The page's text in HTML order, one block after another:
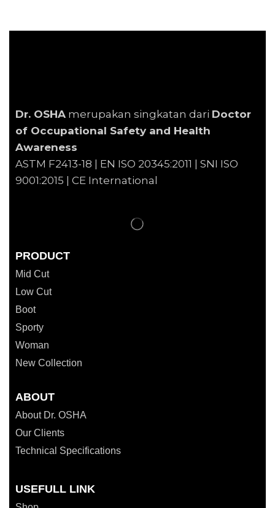
Dr. OSHA merupakan singkatan dari Doctor
of Occupational Safety and Health
Awareness
ASTM F2413-18 | EN ISO 20345:2011 | SNI ISO
9001:2015 | CE International
PRODUCT
Mid Cut
Low Cut
Boot
Sporty
Woman
New Collection
ABOUT
About Dr. OSHA
Our Clients
Technical Specifications
USEFULL LINK